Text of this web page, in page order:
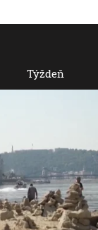
Týždeň